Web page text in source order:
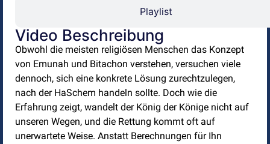
Playlist
Video Beschreibung
Obwohl die meisten religiösen Menschen das Konzept
von Emunah und Bitachon verstehen, versuchen viele
dennoch, sich eine konkrete Lösung zurechtzulegen,
nach der HaSchem handeln sollte. Doch wie die
Erfahrung zeigt, wandelt der König der Könige nicht auf
unseren Wegen, und die Rettung kommt oft auf
unerwartete Weise. Anstatt Berechnungen für Ihn